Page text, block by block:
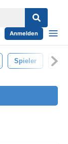
Anmelden
Spieler